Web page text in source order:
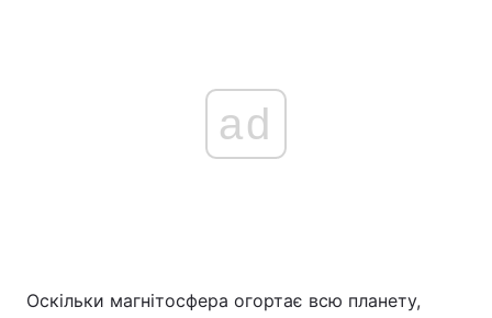
ad
Оскільки магнітосфера огортає всю планету,